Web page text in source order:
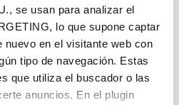
se usan para analizar el
lo que supone captar
en el visitante web con
tipo de navegación. Estas
que utiliza el buscador o las
anuncios. En el plugin